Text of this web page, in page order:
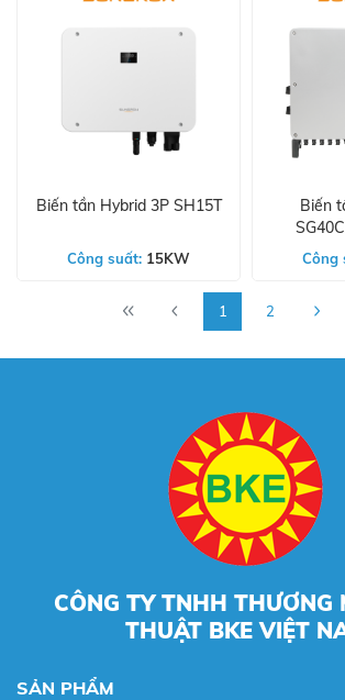
Biến tần Hybrid 3P SH15T
Công suất: 15KW
Biến
Công
1 2
CÔNG TY TNHH THƯƠNG
THUẬT BKE VIỆT
SẢN PHẨM